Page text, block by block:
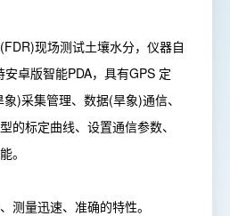
现场测试土壤水分，仪器自
卓版智能PDA，具有GPS 定
)采集管理、数据(旱象)通信、
的标定曲线、设置通信参数、
。
测量迅速、准确的特性。